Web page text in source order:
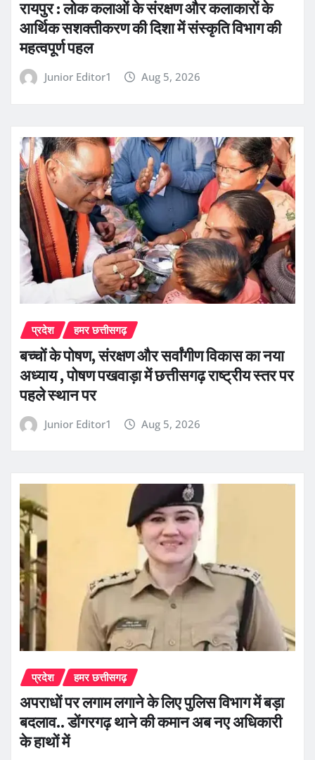
रायपुर : लोक कलाओं के संरक्षण और कलाकारों के
आर्थिक सशक्तीकरण की दिशा में संस्कृति विभाग की
महत्वपूर्ण पहल
Junior Editor1 Aug 5, 2026
प्रदेश हमर छत्तीसगढ़
बच्चों के पोषण, संरक्षण और सर्वांगीण विकास का नया
अध्याय , पोषण पखवाड़ा में छत्तीसगढ़ राष्ट्रीय स्तर पर
पहले स्थान पर
Junior Editor1 Aug 5, 2026
प्रदेश हमर छत्तीसगढ़
अपराधों पर लगाम लगाने के लिए पुलिस विभाग में बड़ा
बदलाव.. डोंगरगढ़ थाने की कमान अब नए अधिकारी
के हाथों में